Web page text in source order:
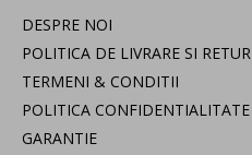
DESPRE NOI
POLITICA DE LIVRARE SI RETUR
TERMENI & CONDITII
POLITICA CONFIDENTIALITATE
GARANTIE